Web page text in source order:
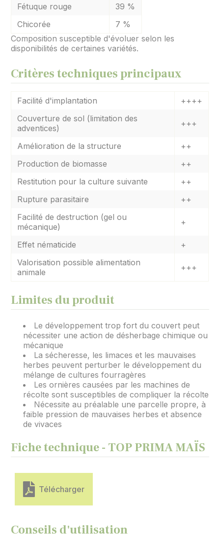
Fétuque rouge
39 %
Chicorée
7 %
Composition susceptible d'évoluer selon les
disponibilités de certaines variétés.
Critères techniques principaux
Facilité d'implantation
++++
Couverture de sol (limitation des
adventices)
+++
Amélioration de la structure
++
Production de biomasse
++
Restitution pour la culture suivante
++
Rupture parasitaire
++
Facilité de destruction (gel ou
mécanique)
+
Effet nématicide
+
Valorisation possible alimentation
animale
+++
Limites du produit
Le développement trop fort du couvert peut
nécessiter une action de désherbage chimique ou
mécanique
La sécheresse, les limaces et les mauvaises
herbes peuvent perturber le développement du
mélange de cultures fourragères
Les ornières causées par les machines de
récolte sont susceptibles de compliquer la récolte
Nécessite au préalable une parcelle propre, à
faible pression de mauvaises herbes et absence
de vivaces
Fiche technique - TOP PRIMA MAÏS
Télécharger
Conseils d'utilisation